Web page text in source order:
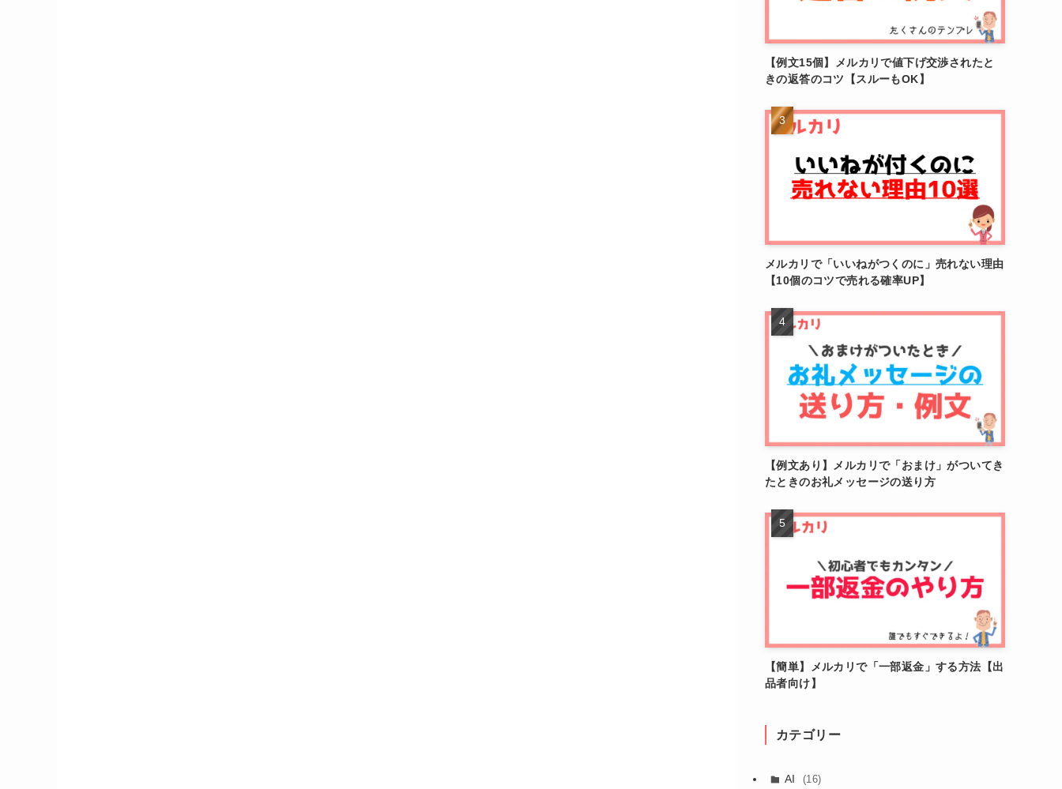
【例文15個】メルカリで値下げ交渉されたと
きの返答のコツ【スルーもOK】
メルカリで「いいねがつくのに」売れない理由
【10個のコツで売れる確率UP】
【例文あり】メルカリで「おまけ」がついてき
たときのお礼メッセージの送り方
【簡単】メルカリで「一部返金」する方法【出
品者向け】
カテゴリー
AI (16)